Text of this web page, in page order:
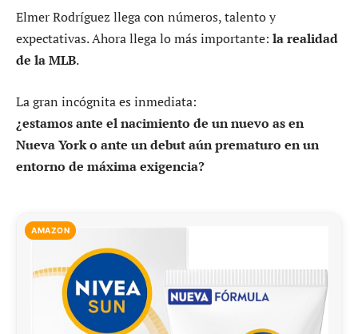
Elmer Rodríguez llega con números, talento y
expectativas. Ahora llega lo más importante: la realidad
de la MLB.
La gran incógnita es inmediata:
¿estamos ante el nacimiento de un nuevo as en
Nueva York o ante un debut aún prematuro en un
entorno de máxima exigencia?
AMAZON